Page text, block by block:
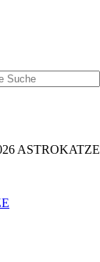
ASTROKATZE